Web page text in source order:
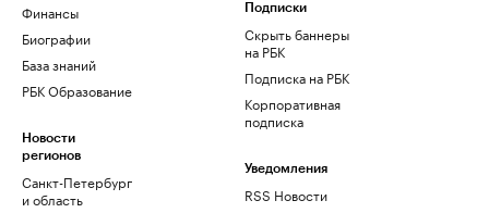
Финансы
Биографии
База знаний
РБК Образование
Новости
регионов
Санкт-Петербург
и область
Подписки
Скрыть баннеры
на РБК
Подписка на РБК
Корпоративная
подписка
Уведомления
RSS Новости